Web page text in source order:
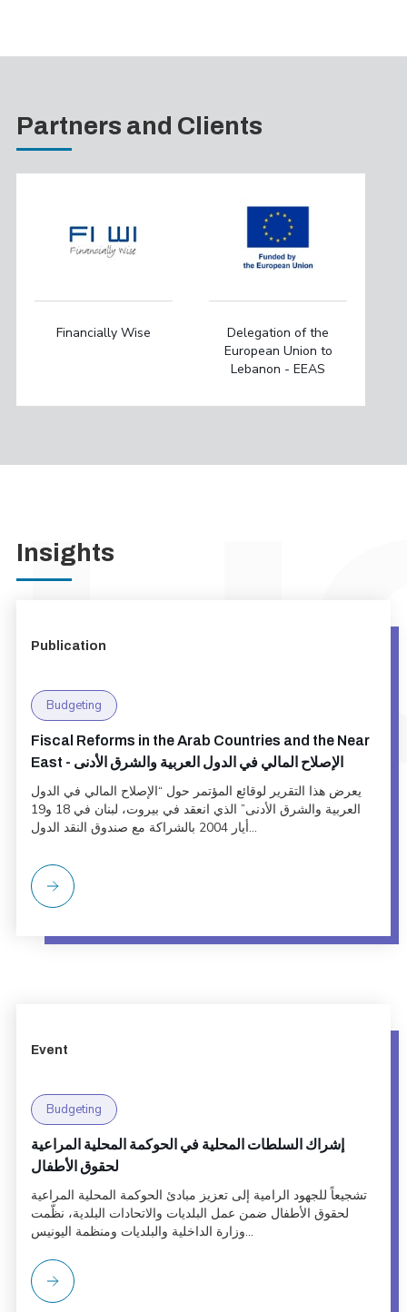
Partners and Clients
Financially Wise
Delegation of the
European Union to
Lebanon - EEAS
Insights
Publication
Budgeting
Fiscal Reforms in the Arab Countries and the Near
East - الإصلاح المالي في الدول العربية والشرق الأدنى
يعرض هذا التقرير لوقائع المؤتمر حول “الإصلاح المالي في الدول
العربية والشرق الأدنى” الذي انعقد في بيروت، لبنان في 18 و19
أيار 2004 بالشراكة مع صندوق النقد الدول...
Event
Budgeting
إشراك السلطات المحلية في الحوكمة المحلية المراعية
لحقوق الأطفال
تشجيعاً للجهود الرامية إلى تعزيز مبادئ الحوكمة المحلية المراعية
لحقوق الأطفال ضمن عمل البلديات والاتحادات البلدية، نظّمت
وزارة الداخلية والبلديات ومنظمة اليونيس...